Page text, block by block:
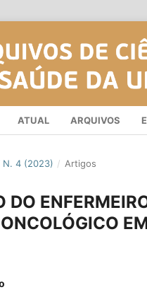
ATUAL ARQUIVOS
N. 4 (2023) / Artigos
DO